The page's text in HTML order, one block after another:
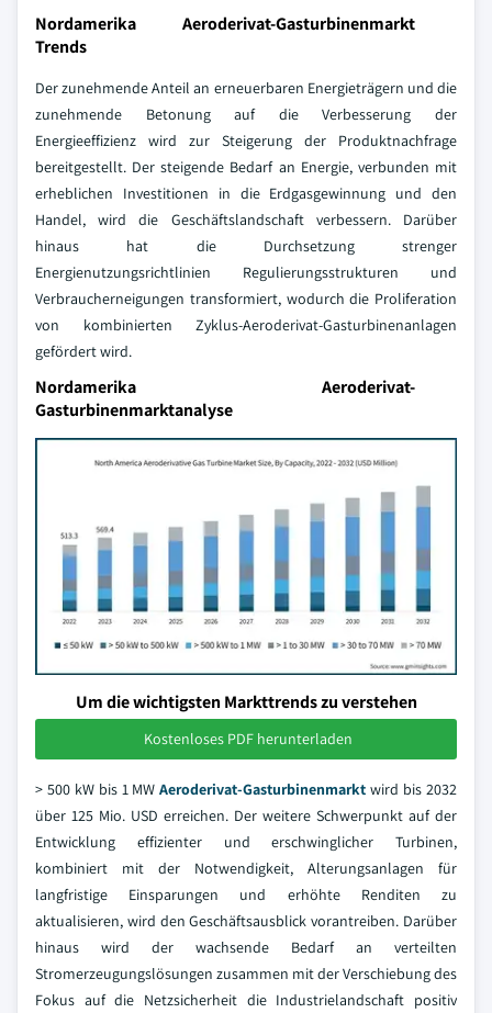
Nordamerika Aeroderivat-Gasturbinenmarkt
Trends
Der zunehmende Anteil an erneuerbaren Energieträgern und die
zunehmende Betonung auf die Verbesserung der
Energieeffizienz wird zur Steigerung der Produktnachfrage
bereitgestellt. Der steigende Bedarf an Energie, verbunden mit
erheblichen Investitionen in die Erdgasgewinnung und den
Handel, wird die Geschäftslandschaft verbessern. Darüber
hinaus hat die Durchsetzung strenger
Energienutzungsrichtlinien Regulierungsstrukturen und
Verbraucherneigungen transformiert, wodurch die Proliferation
von kombinierten Zyklus-Aeroderivat-Gasturbinenanlagen
gefördert wird.
Nordamerika Aeroderivat-
Gasturbinenmarktanalyse
Um die wichtigsten Markttrends zu verstehen
Kostenloses PDF herunterladen
> 500 kW bis 1 MWAeroderivat-Gasturbinenmarkt wird bis 2032
über 125 Mio. USD erreichen. Der weitere Schwerpunkt auf der
Entwicklung effizienter und erschwinglicher Turbinen,
kombiniert mit der Notwendigkeit, Alterungsanlagen für
langfristige Einsparungen und erhöhte Renditen zu
aktualisieren, wird den Geschäftsausblick vorantreiben. Darüber
hinaus wird der wachsende Bedarf an verteilten
Stromerzeugungslösungen zusammen mit der Verschiebung des
Fokus auf die Netzsicherheit die Industrielandschaft positiv